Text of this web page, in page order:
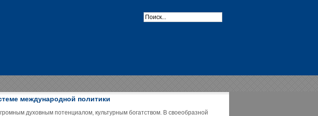
международной политики
духовным потенциалом, культурным богатством. В своеобразной